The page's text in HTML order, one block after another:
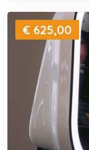
€ 625,00